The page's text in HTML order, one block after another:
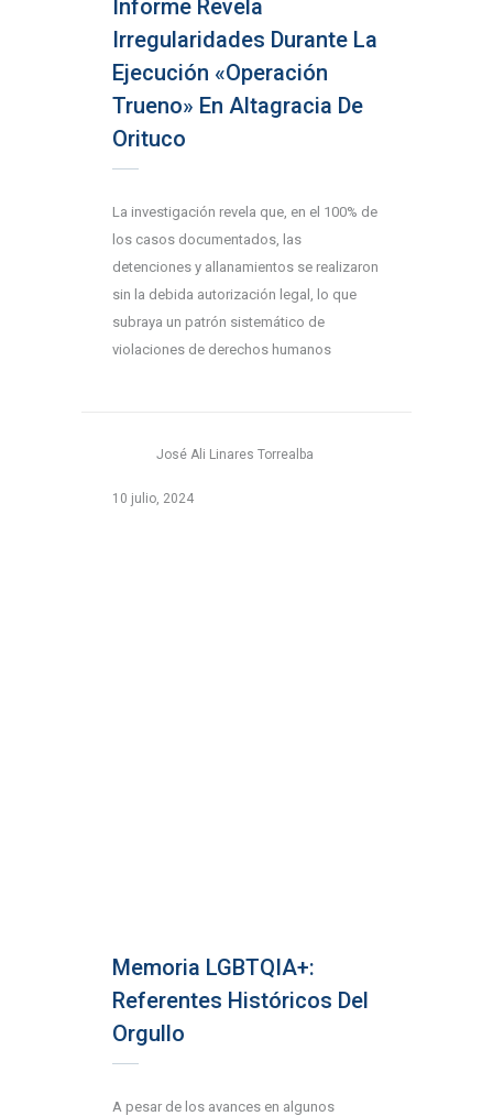
Informe Revela
Irregularidades Durante La
Ejecución «Operación
Trueno» En Altagracia De
Orituco
La investigación revela que, en el 100% de
los casos documentados, las
detenciones y allanamientos se realizaron
sin la debida autorización legal, lo que
subraya un patrón sistemático de
violaciones de derechos humanos
José Ali Linares Torrealba
10 julio, 2024
Memoria LGBTQIA+:
Referentes Históricos Del
Orgullo
A pesar de los avances en algunos